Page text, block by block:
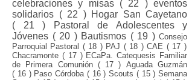
celebraciones y misas ( 22 ) eventos
solidarios ( 22 ) Hogar San Cayetano
( 21 )
Pastoral de Adolescentes y
Jóvenes ( 20 ) Bautismos ( 19 ) Consejo
Parroquial Pastoral ( 18 ) PAJ ( 18 )CAE ( 17 )
Chacramonte ( 17 ) ECaPa. Catequesis Familiar
de Primera Comunión ( 17 ) Aguada Guzmán
( 16 ) Paso Córdoba ( 16 ) Scouts ( 15 ) Semana